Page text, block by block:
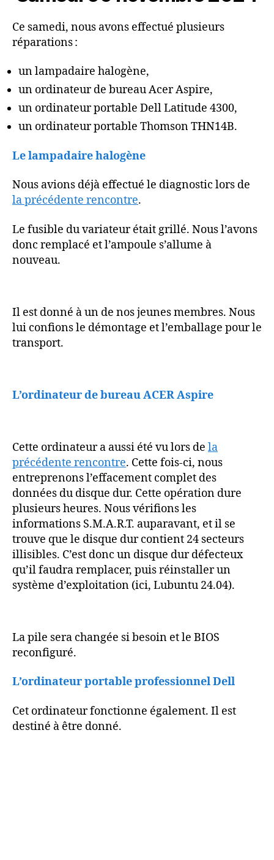
Ce samedi, nous avons effectué plusieurs
réparations :
un lampadaire halogène,
un ordinateur de bureau Acer Aspire,
un ordinateur portable Dell Latitude 4300,
un ordinateur portable Thomson THN14B.
Le lampadaire halogène
Nous avions déjà effectué le diagnostic lors de
la précédente rencontre.
Le fusible du variateur était grillé. Nous l’avons
donc remplacé et l’ampoule s’allume à
nouveau.
Il est donné à un de nos jeunes membres. Nous
lui confions le démontage et l’emballage pour le
transport.
L’ordinateur de bureau ACER Aspire
Cette ordinateur a aussi été vu lors de la
précédente rencontre. Cette fois-ci, nous
entreprenons l’effacement complet des
données du disque dur. Cette opération dure
plusieurs heures. Nous vérifions les
informations S.M.A.R.T. auparavant, et il se
trouve que le disque dur contient 24 secteurs
illisibles. C’est donc un disque dur défecteux
qu’il faudra remplacer, puis réinstaller un
système d’exploitation (ici, Lubuntu 24.04).
La pile sera changée si besoin et le BIOS
reconfiguré.
L’ordinateur portable professionnel Dell
Cet ordinateur fonctionne également. Il est
destiné à être donné.